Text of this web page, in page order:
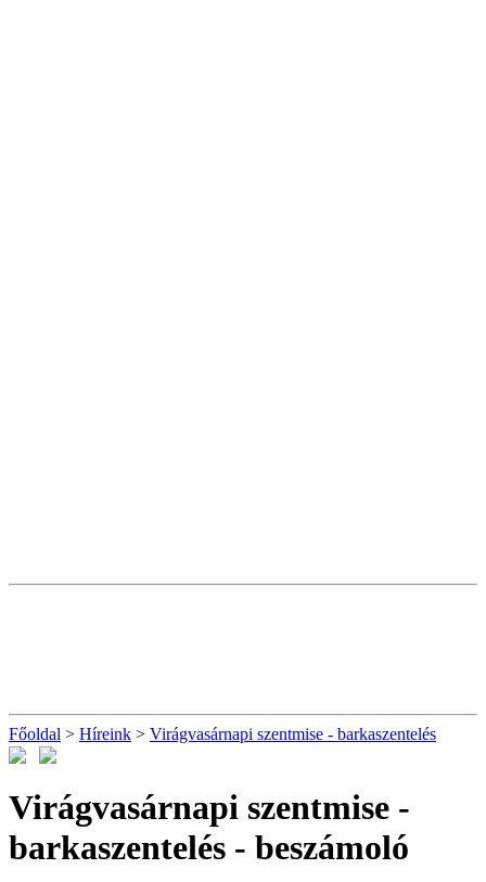
Főoldal > Híreink > Virágvasárnapi szentmise - barkaszentelés
Virágvasárnapi szentmise -
barkaszentelés - beszámoló